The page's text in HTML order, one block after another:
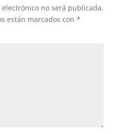
no será publicada.
están marcados con *